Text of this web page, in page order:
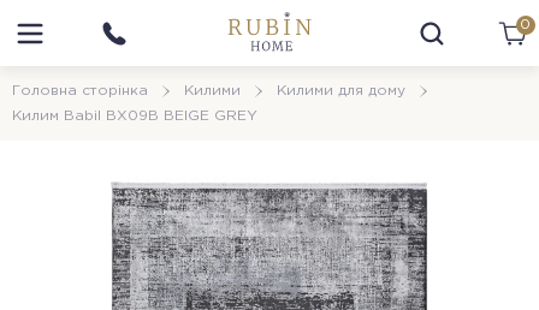
0
Головна сторінка Килими
Килими для дому
Килим Babil BX09B BEIGE GREY